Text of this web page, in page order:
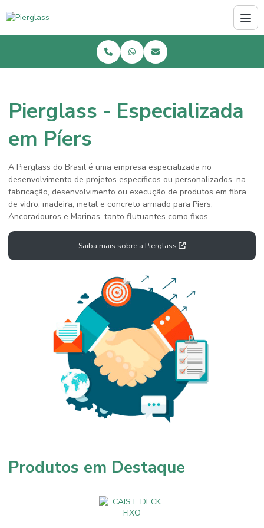
Pierglass - Especializada
em Píers
A Pierglass do Brasil é uma empresa especializada no
desenvolvimento de projetos específicos ou personalizados, na
fabricação, desenvolvimento ou execução de produtos em fibra
de vidro, madeira, metal e concreto armado para Piers,
Ancoradouros e Marinas, tanto flutuantes como fixos.
Saiba mais sobre a Pierglass
Produtos em Destaque